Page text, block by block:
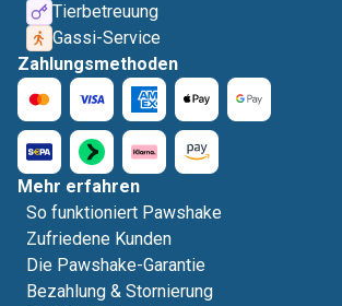
Tierbetreuung
Gassi-Service
Zahlungsmethoden
Mehr erfahren
So funktioniert Pawshake
Zufriedene Kunden
Die Pawshake-Garantie
Bezahlung & Stornierung